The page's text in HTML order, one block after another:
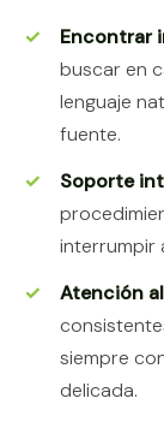
Encontrar
buscar en
lenguaje
fuente.
Soporte
interrumpir
Atención
siempre
delicada.